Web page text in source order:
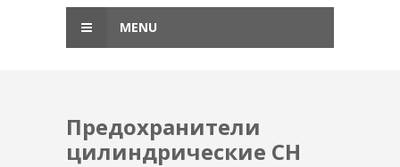
MENU
Предохранители
цилиндрические CH